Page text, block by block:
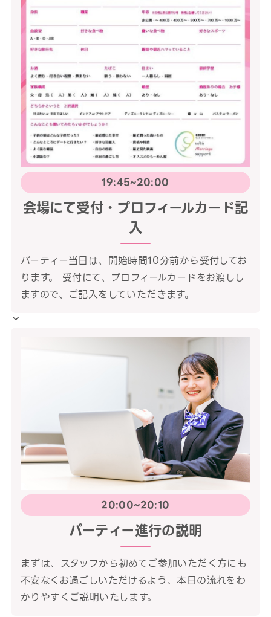
19:45~20:00
会場にて受付・プロフィールカード記
入
パーティー当日は、開始時間10分前から受付してお
ります。 受付にて、プロフィールカードをお渡しし
ますので、ご記入をしていただきます。
20:00~20:10
パーティー進行の説明
まずは、スタッフから初めてご参加いただく方にも
不安なくお過ごしいただけるよう、本日の流れをわ
かりやすくご説明いたします。